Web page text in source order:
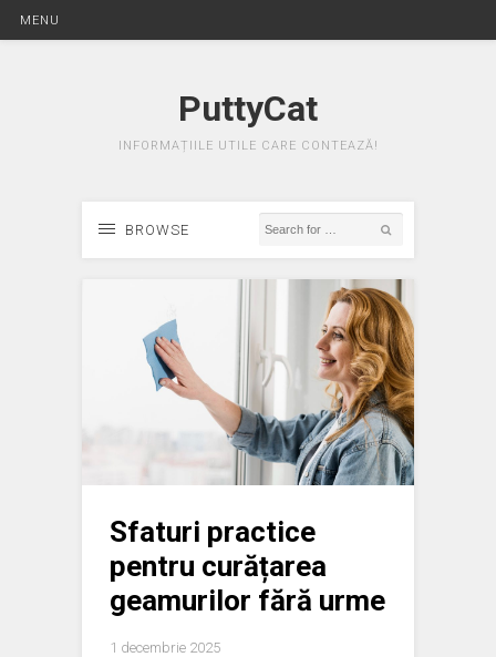
MENU
PuttyCat
INFORMAȚIILE UTILE CARE CONTEAZĂ!
BROWSE
Sfaturi practice
pentru curățarea
geamurilor fără urme
1 decembrie 2025